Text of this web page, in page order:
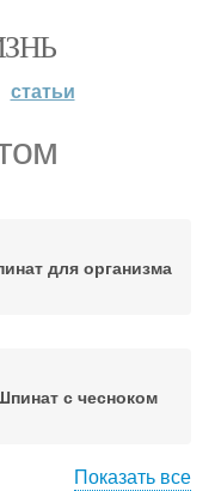
статьи
для организма
с чесноком
Показать все